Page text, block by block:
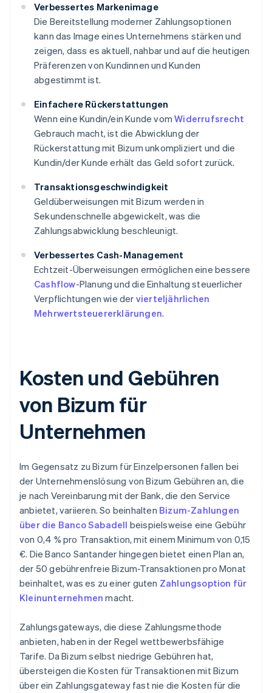
Verbessertes Markenimage
Die Bereitstellung moderner Zahlungsoptionen
kann das Image eines Unternehmens stärken und
zeigen, dass es aktuell, nahbar und auf die heutigen
Präferenzen von Kundinnen und Kunden
abgestimmt ist.
Einfachere Rückerstattungen
Wenn eine Kundin/ein Kunde vomWiderrufsrecht
Gebrauch macht, ist die Abwicklung der
Rückerstattung mit Bizum unkompliziert und die
Kundin/der Kunde erhält das Geld sofort zurück.
Transaktionsgeschwindigkeit
Geldüberweisungen mit Bizum werden in
Sekundenschnelle abgewickelt, was die
Zahlungsabwicklung beschleunigt.
Verbessertes Cash-Management
Echtzeit-Überweisungen ermöglichen eine bessere
Cashflow-Planung und die Einhaltung steuerlicher
Verpflichtungen wie der vierteljährlichen
Mehrwertsteuererklärungen.
Kosten und Gebühren
von Bizum für
Unternehmen
Im Gegensatz zu Bizum für Einzelpersonen fallen bei
der Unternehmenslösung von Bizum Gebühren an, die
je nach Vereinbarung mit der Bank, die den Service
anbietet, variieren. So beinhalten Bizum-Zahlungen
über die Banco Sabadell beispielsweise eine Gebühr
von 0,4 % pro Transaktion, mit einem Minimum von 0,15
€. Die Banco Santander hingegen bietet einen Plan an,
der 50 gebührenfreie Bizum-Transaktionen pro Monat
beinhaltet, was es zu einer guten Zahlungsoption für
Kleinunternehmen macht.
Zahlungsgateways, die diese Zahlungsmethode
anbieten, haben in der Regel wettbewerbsfähige
Tarife. Da Bizum selbst niedrige Gebühren hat,
übersteigen die Kosten für Transaktionen mit Bizum
über ein Zahlungsgateway fast nie die Kosten für die